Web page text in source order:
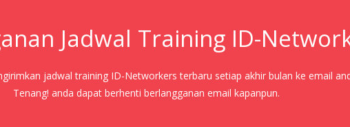
Jadwal Training ID-
jadwal training ID-Networkers terbaru setiap akhir bulan ke email
Tenang! anda dapat berhenti berlangganan email kapanpun.